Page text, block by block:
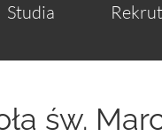
Studia
św.